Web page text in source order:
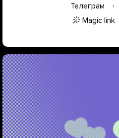
Телеграм
Magic link